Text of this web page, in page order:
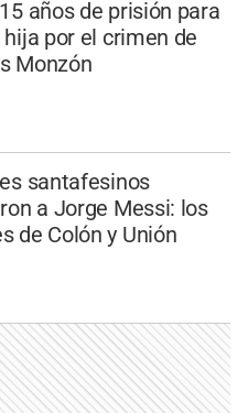
años de prisión para
por el crimen de
Monzón
santafesinos
a Jorge Messi: los
de Colón y Unión